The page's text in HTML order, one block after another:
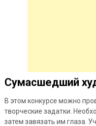
Сумасшедший
В этом конкурсе можно
творческие задатки.
затем завязать им глаза.